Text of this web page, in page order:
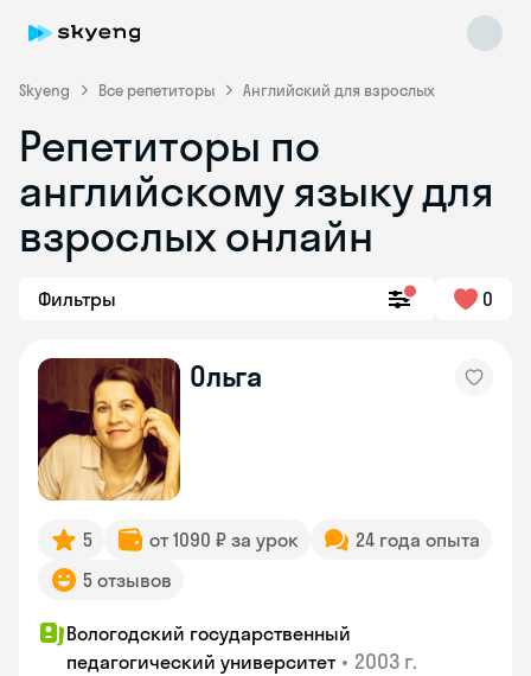
Skyeng Все репетиторы Английский для взрослых
Репетиторы по
английскому языку для
взрослых онлайн
Фильтры 0
Ольга
5 от 1090 ₽ за урок
24 года опыта
5 отзывов
Вологодский государственный
педагогический университет • 2003 г.
Skyeng Chat